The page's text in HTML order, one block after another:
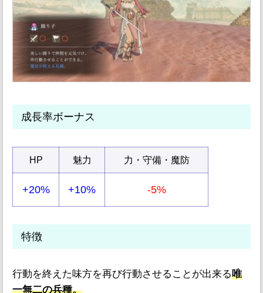
成長率ボーナス
HP 魅力 力・守備・魔防
+20% +10% -5%
特徴
行動を終えた味方を再び行動させることが出来る唯
一無二の兵種。